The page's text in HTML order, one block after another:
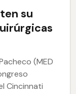
su
(MED
Cincinnati